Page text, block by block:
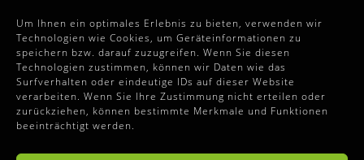
Um Ihnen ein optimales Erlebnis zu bieten, verwenden wir
Technologien wie Cookies, um Geräteinformationen zu
speichern bzw. darauf zuzugreifen. Wenn Sie diesen
Technologien zustimmen, können wir Daten wie das
Surfverhalten oder eindeutige IDs auf dieser Website
verarbeiten. Wenn Sie Ihre Zustimmung nicht erteilen oder
zurückziehen, können bestimmte Merkmale und Funktionen
beeinträchtigt werden.
WEITERFÜHRENDE INFOS
Allgemeine Auftragssbedingungen
Disclaimer
Impressum